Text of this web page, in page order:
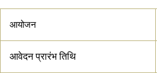
आयोजन
आवेदन प्रारंभ तिथि